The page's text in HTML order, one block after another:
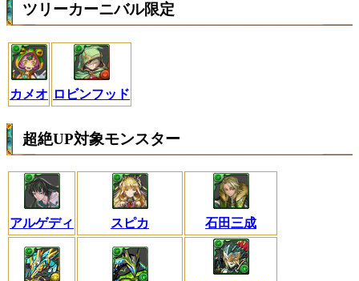
ツリーカーニバル限定
カメオ ロビンフッド
超絶UP対象モンスター
アルゲディ スピカ 石田三成